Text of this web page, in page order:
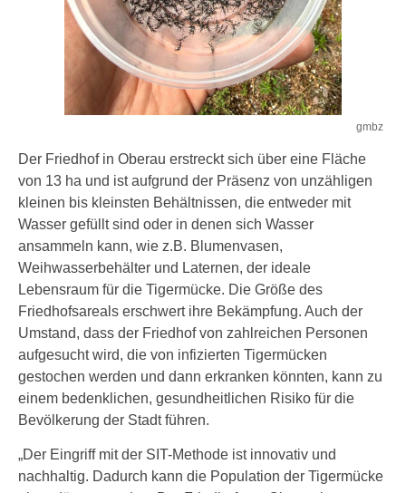
gmbz
Der Friedhof in Oberau erstreckt sich über eine Fläche
von 13 ha und ist aufgrund der Präsenz von unzähligen
kleinen bis kleinsten Behältnissen, die entweder mit
Wasser gefüllt sind oder in denen sich Wasser
ansammeln kann, wie z.B. Blumenvasen,
Weihwasserbehälter und Laternen, der ideale
Lebensraum für die Tigermücke. Die Größe des
Friedhofsareals erschwert ihre Bekämpfung. Auch der
Umstand, dass der Friedhof von zahlreichen Personen
aufgesucht wird, die von infizierten Tigermücken
gestochen werden und dann erkranken könnten, kann zu
einem bedenklichen, gesundheitlichen Risiko für die
Bevölkerung der Stadt führen.
„Der Eingriff mit der SIT-Methode ist innovativ und
nachhaltig. Dadurch kann die Population der Tigermücke